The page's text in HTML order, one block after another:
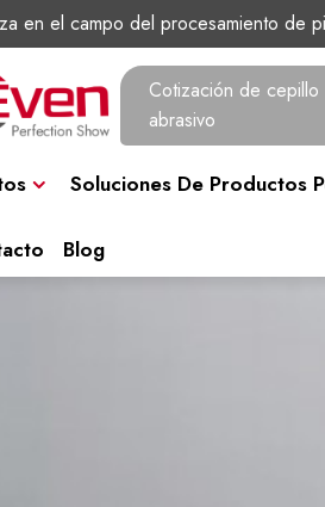
en el campo del procesamiento de
Cotización de cepillo
abrasivo
Soluciones De Productos
Blog